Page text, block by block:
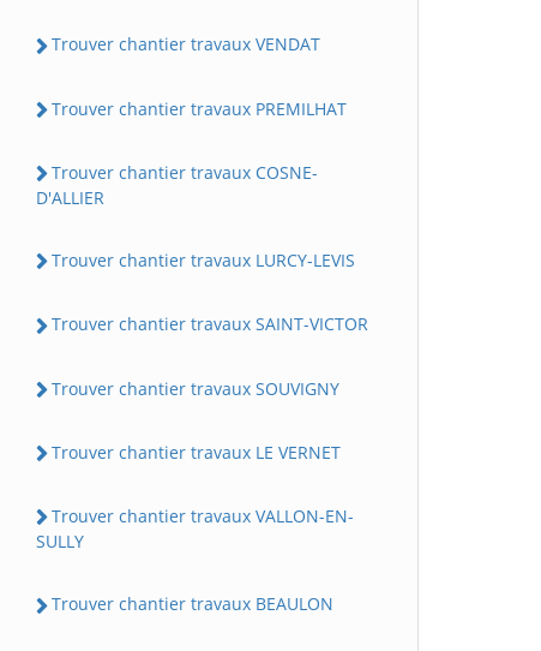
Trouver chantier travaux VENDAT
Trouver chantier travaux PREMILHAT
Trouver chantier travaux COSNE-
D'ALLIER
Trouver chantier travaux LURCY-LEVIS
Trouver chantier travaux SAINT-VICTOR
Trouver chantier travaux SOUVIGNY
Trouver chantier travaux LE VERNET
Trouver chantier travaux VALLON-EN-
SULLY
Trouver chantier travaux BEAULON